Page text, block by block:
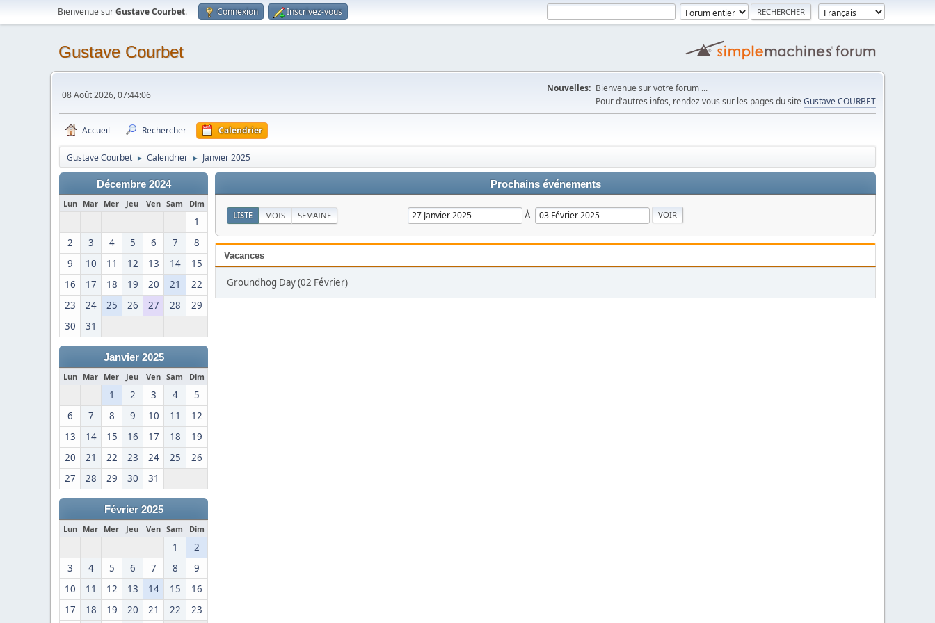
Bienvenue surGustave Courbet. Connexion Inscrivez-vous
Gustave Courbet
08 Août 2026, 07:44:06
Nouvelles: Bienvenue sur votre forum ...
Pour d'autres infos, rendez vous sur les pages du site Gustave COURBET
Accueil Rechercher Calendrier
Gustave Courbet ► Calendrier ► Janvier 2025
Décembre 2024
Lun Mar Mer Jeu Ven Sam Dim
1
2
3 4 5 6 7
8
9
10 11 12 13 14
15
16
17 18 19 20 21
22
23
24 25 26 27 28
29
30
31
Janvier 2025
Lun Mar Mer Jeu Ven Sam Dim
1 2 3 4
5
6
7 8 9 10 11
12
13
14 15 16 17 18
19
20
21 22 23 24 25
26
27
28 29 30 31
Février 2025
Lun Mar Mer Jeu Ven Sam Dim
1
2
3
4 5 6 7 8
9
10
11 12 13 14 15
16
17
18 19 20 21 22 23
Prochains événements
LISTE MOIS SEMAINE À
Vacances
Groundhog Day (02 Février)